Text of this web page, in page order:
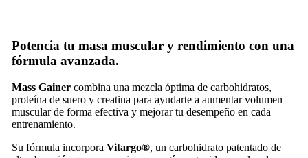
Potencia tu masa muscular y rendimiento con una
fórmula avanzada.
Mass Gainercombina una mezcla óptima de carbohidratos,
proteína de suero y creatina para ayudarte a aumentar volumen
muscular de forma efectiva y mejorar tu desempeño en cada
entrenamiento.
Su fórmula incorpora Vitargo®, un carbohidrato patentado de